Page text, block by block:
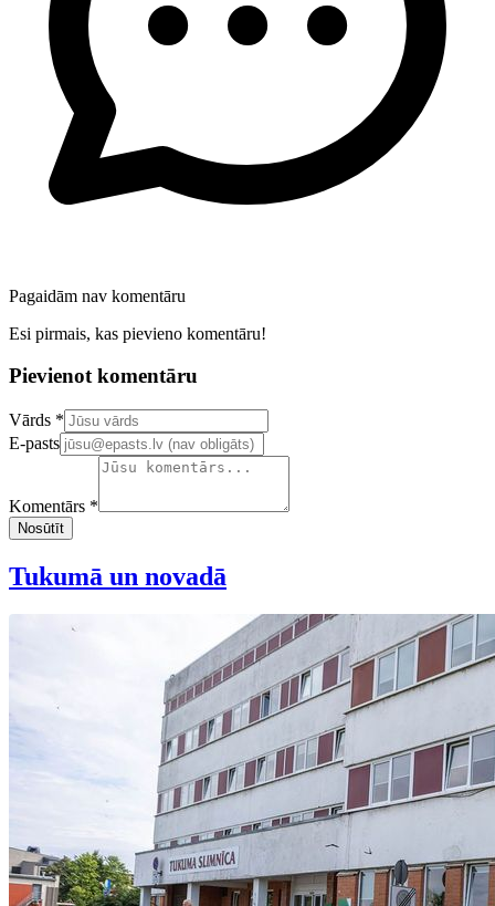
Pagaidām nav komentāru
Esi pirmais, kas pievieno komentāru!
Pievienot komentāru
Confirm your email address
Vārds *
E-pasts
Komentārs *
Nosūtīt
Tukumā un novadā